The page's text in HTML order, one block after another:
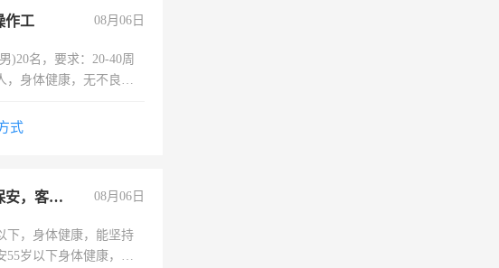
作工 08月06日
)20名，要求：20-40周
，身体健康，无不良嗜
保用品，两班倒，每月
式
急招保洁，保安，客服，工程 08月06日
下，身体健康，能坚持
55岁以下身体健康，有